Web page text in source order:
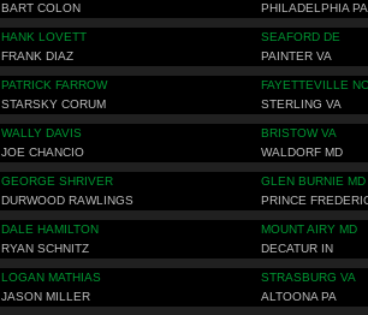
BART COLON PHILADELPHIA PA
HANK LOVETT
SEAFORD DE
FRANK DIAZ PAINTER VA
PATRICK FARROW
FAYETTEVILLE NC
STARSKY CORUM STERLING VA
WALLY DAVIS
BRISTOW VA
JOE CHANCIO WALDORF MD
GEORGE SHRIVER
GLEN BURNIE MD
DURWOOD RAWLINGS PRINCE
DALE HAMILTON
MOUNT AIRY MD
RYAN SCHNITZ DECATUR IN
LOGAN MATHIAS
STRASBURG VA
JASON MILLER ALTOONA PA